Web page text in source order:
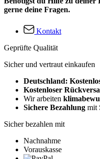
gerne deine Fragen.
Kontakt
Geprüfte Qualität
Sicher und vertraut einkaufen
Deutschland:
Kostenloser
Wir arbeiten
Sichere Bezahlung mit
Sicher bezahlen mit
Nachnahme
Vorauskasse